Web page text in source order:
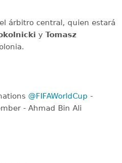
árbitro central, quien estará
yTomasz
@FIFAWorldCup -
- Ahmad Bin Ali